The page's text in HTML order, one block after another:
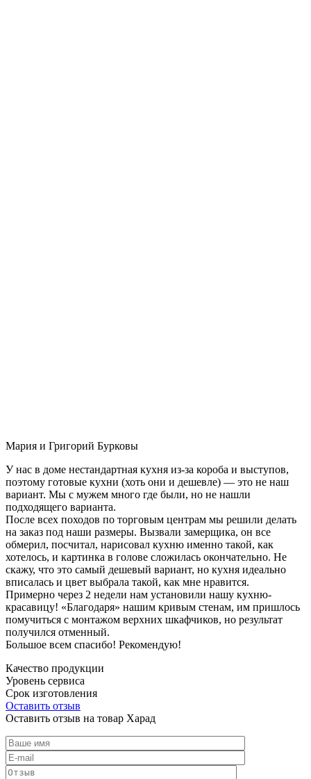
Мария и Григорий Бурковы
У нас в доме нестандартная кухня из-за короба и выступов,
поэтому готовые кухни (хоть они и дешевле) — это не наш
вариант. Мы с мужем много где были, но не нашли
подходящего варианта.
После всех походов по торговым центрам мы решили делать
на заказ под наши размеры. Вызвали замерщика, он все
обмерил, посчитал, нарисовал кухню именно такой, как
хотелось, и картинка в голове сложилась окончательно. Не
скажу, что это самый дешевый вариант, но кухня идеально
вписалась и цвет выбрала такой, как мне нравится.
Примерно через 2 недели нам установили нашу кухню-
красавицу! «Благодаря» нашим кривым стенам, им пришлось
помучиться с монтажом верхних шкафчиков, но результат
получился отменный.
Большое всем спасибо! Рекомендую!
Качество продукции
Уровень сервиса
Срок изготовления
Оставить отзыв
Оставить отзыв на товар Харад